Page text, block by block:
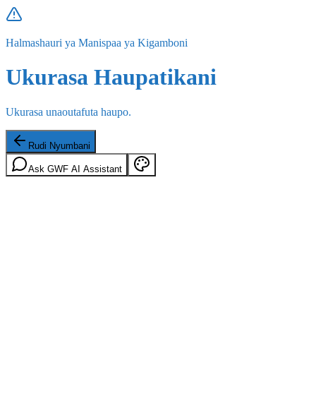
Halmashauri ya Manispaa ya Kigamboni
Ukurasa Haupatikani
Ukurasa unaoutafuta haupo.
Rudi Nyumbani
Ask GWF AI Assistant